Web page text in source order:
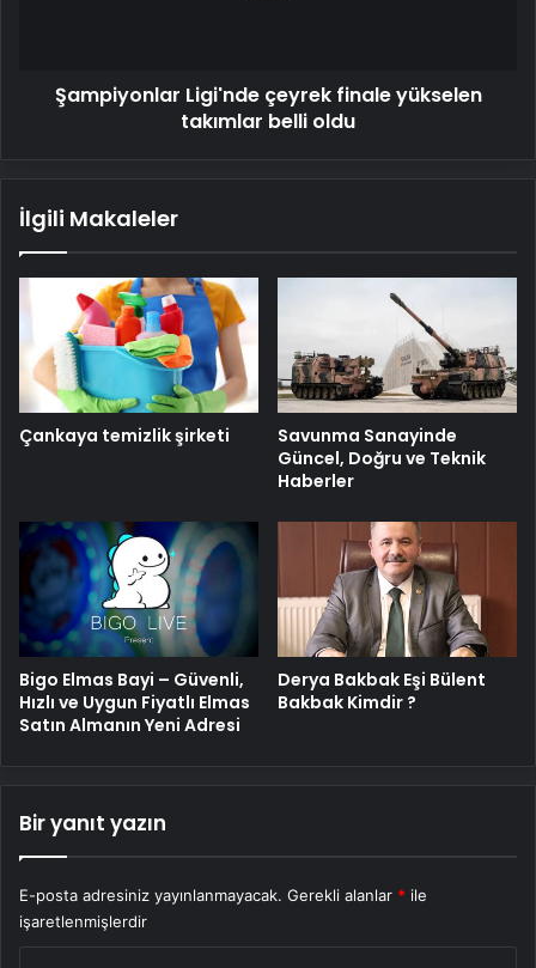
Şampiyonlar Ligi'nde çeyrek finale yükselen
takımlar belli oldu
İlgili Makaleler
Çankaya temizlik şirketi
Savunma Sanayinde
Güncel, Doğru ve Teknik
Haberler
Bigo Elmas Bayi – Güvenli,
Hızlı ve Uygun Fiyatlı Elmas
Satın Almanın Yeni Adresi
Derya Bakbak Eşi Bülent
Bakbak Kimdir ?
Bir yanıt yazın
E-posta adresiniz yayınlanmayacak. Gerekli alanlar * ile
işaretlenmişlerdir